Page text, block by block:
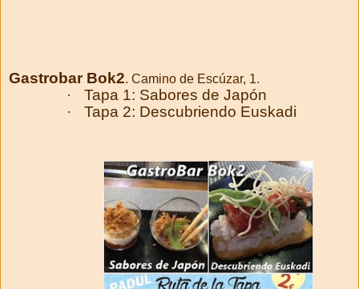
Gastrobar Bok2. Camino de Escúzar, 1.
·
Tapa 1: Sabores de Japón
·
Tapa 2: Descubriendo Euskadi